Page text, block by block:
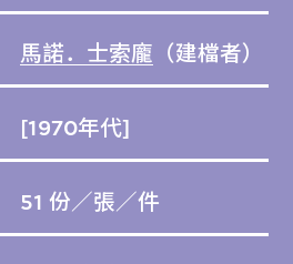
馬諾．士索龐 （建檔者）
[1970年代]
51 份／張／件